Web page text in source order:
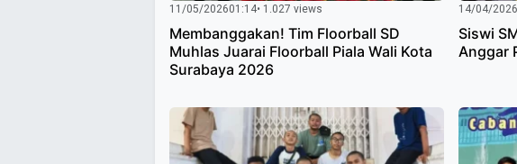
11/05/202601:14• 1.027 views
Membanggakan! Tim Floorball SD
Muhlas Juarai Floorball Piala Wali Kota
Surabaya 2026
14/04/2026
Siswi
Anggar